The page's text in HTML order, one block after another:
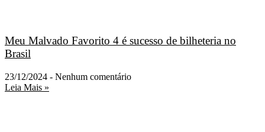
Meu Malvado Favorito 4 é sucesso de bilheteria no
Brasil
23/12/2024
Nenhum comentário
Leia Mais »